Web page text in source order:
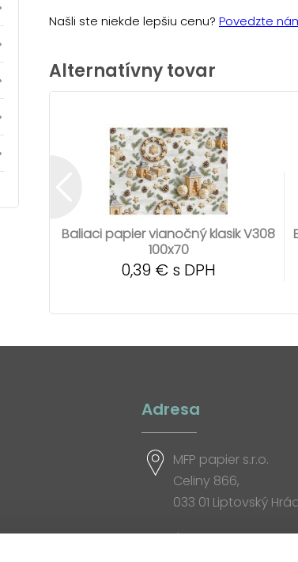
Našli ste niekde lepšiu cenu? Povedzte
Alternatívny tovar
Baliaci papier vianočný klasik V308
100x70
0,39 € s DPH
Adresa
MFP papier s.r.o.
Celiny 866,
033 01 Liptovský
Otváracia doba